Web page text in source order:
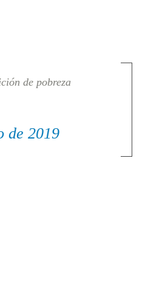
de pobreza
de 2019